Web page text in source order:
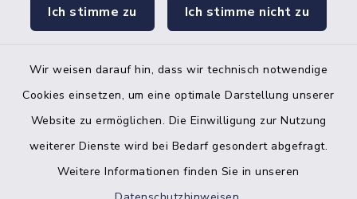
Ich stimme zu Ich stimme nicht zu
Wir weisen darauf hin, dass wir technisch notwendige
Cookies einsetzen, um eine optimale Darstellung unserer
Website zu ermöglichen. Die Einwilligung zur Nutzung
weiterer Dienste wird bei Bedarf gesondert abgefragt.
Weitere Informationen finden Sie in unseren
Bankverbindung der Amtskasse
Barrierefreiheit